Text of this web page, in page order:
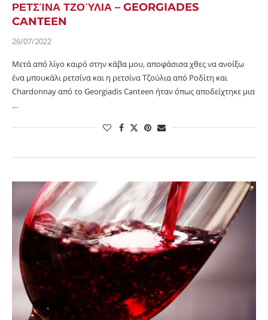
ΡΕΤΣΊΝΑ ΤΖΟΎΛΙΑ – GEORGIADES
CANTEEN
26/07/2022
Μετά από λίγο καιρό στην κάβα μου, αποφάσισα χθες να ανοίξω
ένα μπουκάλι ρετσίνα και η ρετσίνα Τζούλια από Ροδίτη και
Chardonnay από το Georgiadis Canteen ήταν όπως αποδείχτηκε μια
…